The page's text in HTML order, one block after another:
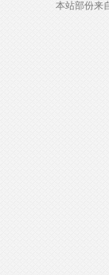
本站部份来